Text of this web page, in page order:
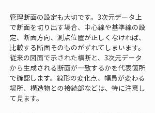
管理断面の設定も大切です。3次元データ上
で断面を切り出す場合、中心線や基準線の設
定、断面方向、測点位置が正しくなければ、
比較する断面そのものがずれてしまいます。
従来の図面で示された横断と、3次元データ
から生成される断面が一致するかを代表箇所
で確認します。線形の変化点、幅員が変わる
場所、構造物との接続部などは、特に注意し
て見ます。